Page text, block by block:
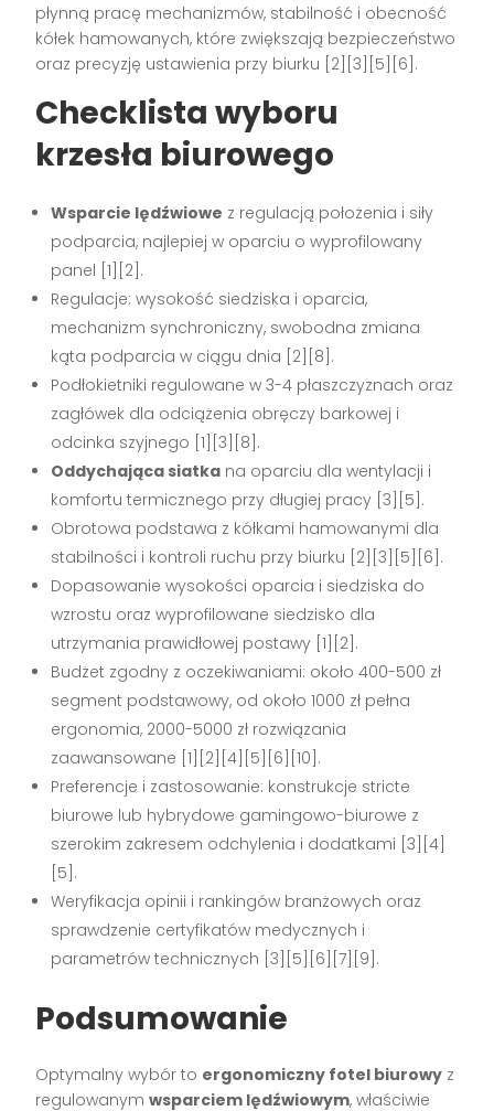
płynną pracę mechanizmów, stabilność i obecność
kółek hamowanych, które zwiększają bezpieczeństwo
oraz precyzję ustawienia przy biurku [2][3][5][6].
Checklista wyboru
krzesła biurowego
Wsparcie lędźwiowe z regulacją położenia i siły
podparcia, najlepiej w oparciu o wyprofilowany
panel [1][2].
Regulacje: wysokość siedziska i oparcia,
mechanizm synchroniczny, swobodna zmiana
kąta podparcia w ciągu dnia [2][8].
Podłokietniki regulowane w 3-4 płaszczyznach oraz
zagłówek dla odciążenia obręczy barkowej i
odcinka szyjnego [1][3][8].
Oddychająca siatka na oparciu dla wentylacji i
komfortu termicznego przy długiej pracy [3][5].
Obrotowa podstawa z kółkami hamowanymi dla
stabilności i kontroli ruchu przy biurku [2][3][5][6].
Dopasowanie wysokości oparcia i siedziska do
wzrostu oraz wyprofilowane siedzisko dla
utrzymania prawidłowej postawy [1][2].
Budżet zgodny z oczekiwaniami: około 400-500 zł
segment podstawowy, od około 1000 zł pełna
ergonomia, 2000-5000 zł rozwiązania
zaawansowane [1][2][4][5][6][10].
Preferencje i zastosowanie: konstrukcje stricte
biurowe lub hybrydowe gamingowo-biurowe z
szerokim zakresem odchylenia i dodatkami [3][4]
[5].
Weryfikacja opinii i rankingów branżowych oraz
sprawdzenie certyfikatów medycznych i
parametrów technicznych [3][5][6][7][9].
Podsumowanie
Optymalny wybór to ergonomiczny fotel biurowy z
regulowanymwsparciem lędźwiowym, właściwie